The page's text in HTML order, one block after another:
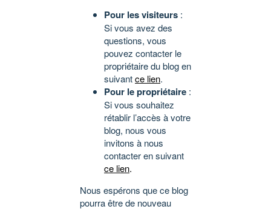
Pour les visiteurs :
Si vous avez des
questions, vous
pouvez contacter le
propriétaire du blog en
suivantce lien.
Pour le propriétaire :
Si vous souhaitez
rétablir l’accès à votre
blog, nous vous
invitons à nous
contacter en suivant
ce lien.
Nous espérons que ce blog
pourra être de nouveau